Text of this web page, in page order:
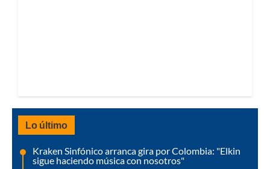
Lo último
Kraken Sinfónico arranca gira por Colombia: "Elkin
sigue haciendo música con nosotros"